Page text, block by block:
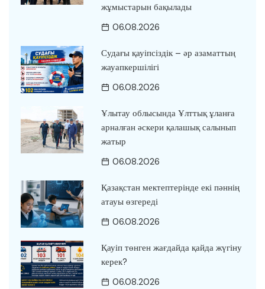
жұмыстарын бақылады
06.08.2026
Судағы қауіпсіздік – әр азаматтың
жауапкершілігі
06.08.2026
Ұлытау облысында Ұлттық ұланға
арналған әскери қалашық салынып
жатыр
06.08.2026
Қазақстан мектептерінде екі пәннің
атауы өзгереді
06.08.2026
Қауіп төнген жағдайда қайда жүгіну
керек?
06.08.2026